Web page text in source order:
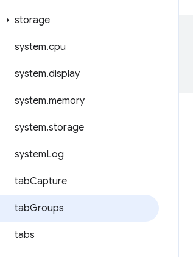
storage
system.cpu
system.display
system.memory
system.storage
systemLog
tabCapture
tabGroups
tabs